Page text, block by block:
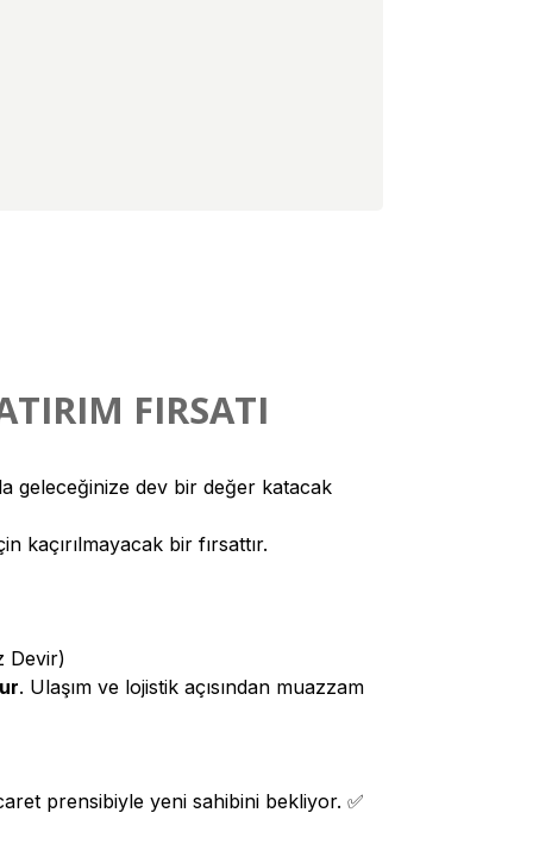
FIRSATI
geleceğinize dev bir değer katacak
kaçırılmayacak bir fırsattır.
Devir)
. Ulaşım ve lojistik açısından muazzam
prensibiyle yeni sahibini bekliyor. ✅